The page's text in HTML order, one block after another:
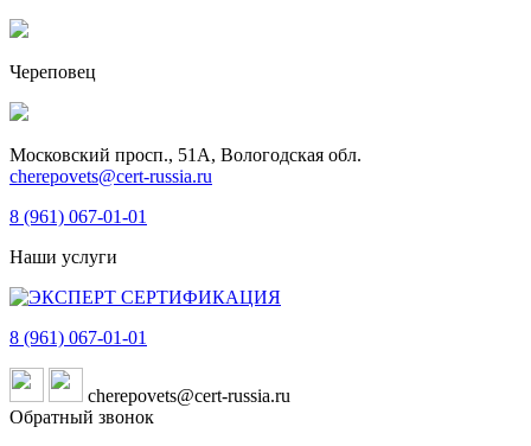
Череповец
Московский просп., 51А, Вологодская обл.
cherepovets@cert-russia.ru
8 (961) 067-01-01
Наши услуги
8 (961) 067-01-01
cherepovets@cert-russia.ru
Обратный звонок